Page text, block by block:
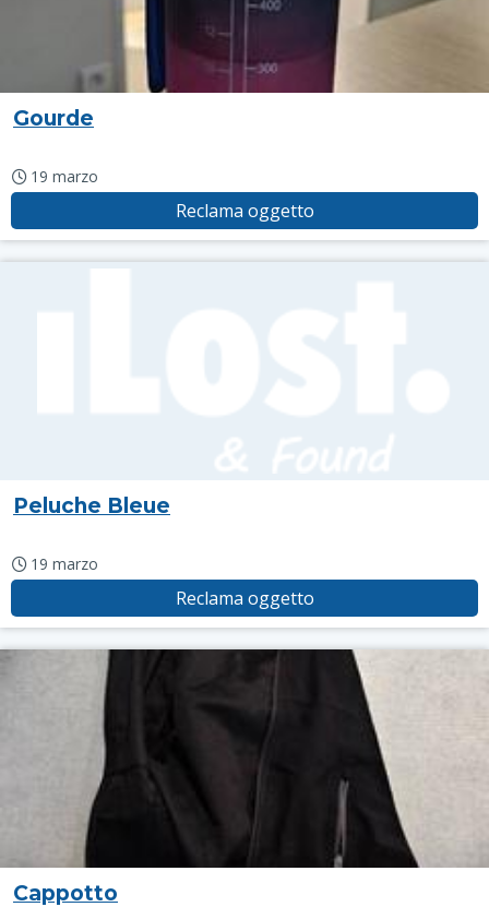
Gourde
19 marzo
Reclama oggetto
Peluche Bleue
19 marzo
Reclama oggetto
Cappotto